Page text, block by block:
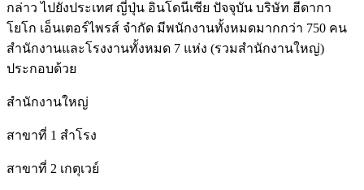
กล่าว ไปยังประเทศ ญี่ปุ่น อินโดนีเซีย ปัจจุบัน บริษัท ฮีดากา
โยโก เอ็นเตอร์ไพรส์ จำกัด มีพนักงานทั้งหมดมากกว่า 750 คน
สำนักงานและโรงงานทั้งหมด 7 แห่ง (รวมสำนักงานใหญ่)
ประกอบด้วย
สำนักงานใหญ่
สาขาที่ 1 สำโรง
สาขาที่ 2 เกตุเวย์